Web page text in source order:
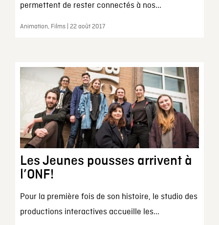
permettent de rester connectés à nos...
Animation, Films | 22 août 2017
Les Jeunes pousses arrivent à
l’ONF!
Pour la première fois de son histoire, le studio des
productions interactives accueille les...